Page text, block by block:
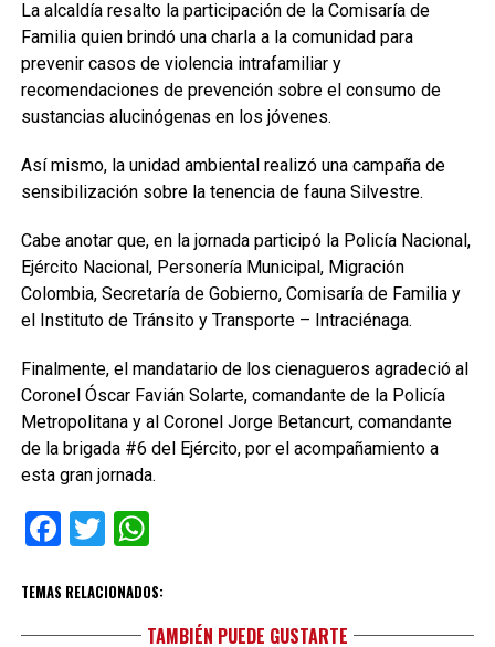
La alcaldía resalto la participación de la Comisaría de
Familia quien brindó una charla a la comunidad para
prevenir casos de violencia intrafamiliar y
recomendaciones de prevención sobre el consumo de
sustancias alucinógenas en los jóvenes.
Así mismo, la unidad ambiental realizó una campaña de
sensibilización sobre la tenencia de fauna Silvestre.
Cabe anotar que, en la jornada participó la Policía Nacional,
Ejército Nacional, Personería Municipal, Migración
Colombia, Secretaría de Gobierno, Comisaría de Familia y
el Instituto de Tránsito y Transporte – Intraciénaga.
Finalmente, el mandatario de los cienagueros agradeció al
Coronel Óscar Favián Solarte, comandante de la Policía
Metropolitana y al Coronel Jorge Betancurt, comandante
de la brigada #6 del Ejército, por el acompañamiento a
esta gran jornada.
Facebook
TwitterWhatsApp
TEMAS RELACIONADOS:
TAMBIÉN PUEDE GUSTARTE